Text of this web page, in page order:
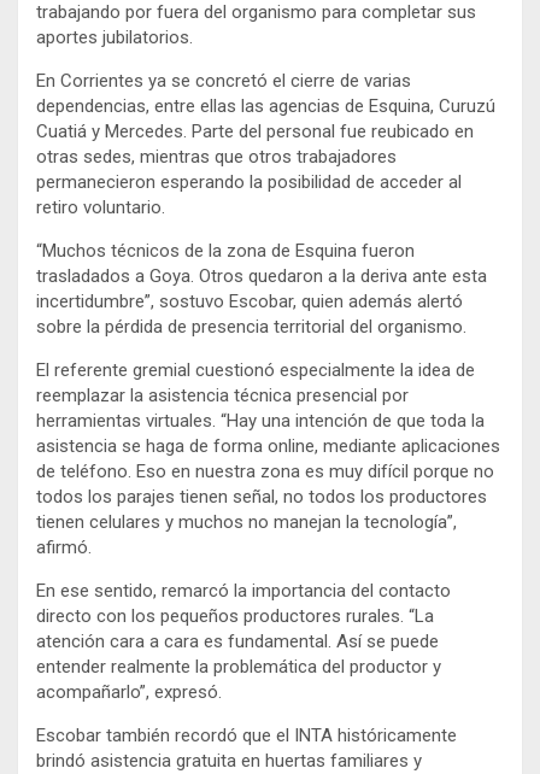
trabajando por fuera del organismo para completar sus
aportes jubilatorios.
En Corrientes ya se concretó el cierre de varias
dependencias, entre ellas las agencias de Esquina, Curuzú
Cuatiá y Mercedes. Parte del personal fue reubicado en
otras sedes, mientras que otros trabajadores
permanecieron esperando la posibilidad de acceder al
retiro voluntario.
“Muchos técnicos de la zona de Esquina fueron
trasladados a Goya. Otros quedaron a la deriva ante esta
incertidumbre”, sostuvo Escobar, quien además alertó
sobre la pérdida de presencia territorial del organismo.
El referente gremial cuestionó especialmente la idea de
reemplazar la asistencia técnica presencial por
herramientas virtuales. “Hay una intención de que toda la
asistencia se haga de forma online, mediante aplicaciones
de teléfono. Eso en nuestra zona es muy difícil porque no
todos los parajes tienen señal, no todos los productores
tienen celulares y muchos no manejan la tecnología”,
afirmó.
En ese sentido, remarcó la importancia del contacto
directo con los pequeños productores rurales. “La
atención cara a cara es fundamental. Así se puede
entender realmente la problemática del productor y
acompañarlo”, expresó.
Escobar también recordó que el INTA históricamente
brindó asistencia gratuita en huertas familiares y